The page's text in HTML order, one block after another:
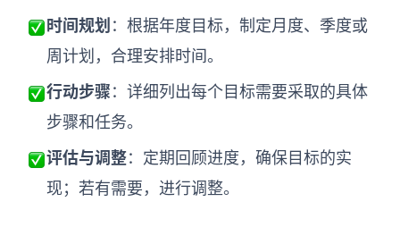
创意与绘图
AI生成思维导图
AI生成流程图
战略与流程设计
AI生成商业画布
时间规划 ：根据年度目标，制定月度、季度或
周计划，合理安排时间。
行动步骤：详细列出每个目标需要采取的具体
步骤和任务。
评估与调整：定期回顾进度，确保目标的实
现；若有需要，进行调整。